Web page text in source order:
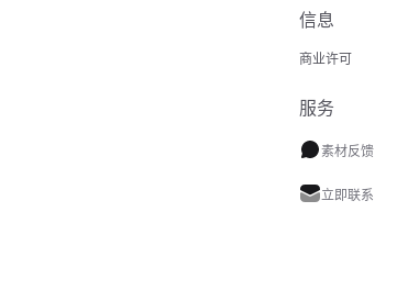
信息
商业许可
服务
素材反馈
立即联系